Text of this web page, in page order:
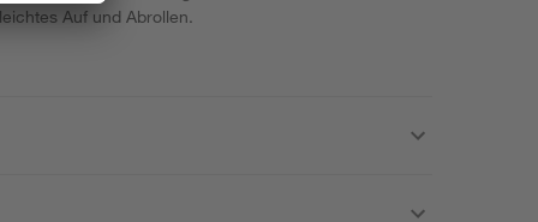
Auf und Abrollen.